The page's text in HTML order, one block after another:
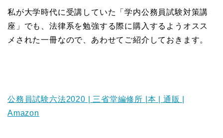
私が大学時代に受講していた「学内公務員試験対策講
座」でも、法律系を勉強する際に購入するようオスス
メされた一冊なので、あわせてご紹介しておきます。
公務員試験六法2020 | 三省堂編修所 |本 | 通販 |
Amazon